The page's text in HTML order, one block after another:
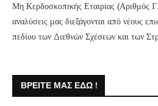
Μη Κερδοσκοπικής Εταιρίας
αναλύσεις μας διεξάγονται από νέους
πεδίου των Διεθνών Σχέσεων και των
ΒΡΕΊΤΕ ΜΑΣ ΕΔΏ !